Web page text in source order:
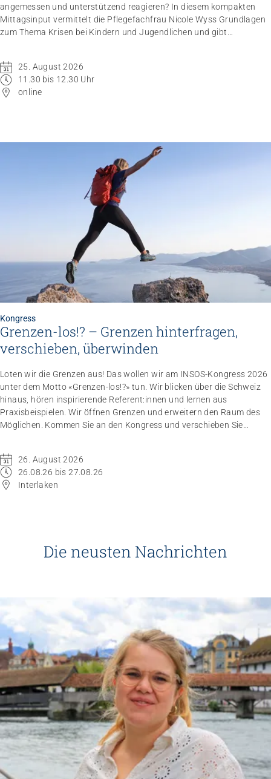
angemessen und unterstützend reagieren? In diesem kompakten
Mittagsinput vermittelt die Pflegefachfrau Nicole Wyss Grundlagen
zum Thema Krisen bei Kindern und Jugendlichen und gibt
25. August 2026
11.30 bis 12.30 Uhr
online
Kongress
Grenzen-los!? – Grenzen hinterfragen,
verschieben, überwinden
Loten wir die Grenzen aus! Das wollen wir am INSOS-Kongress 2026
unter dem Motto «Grenzen-los!?» tun. Wir blicken über die Schweiz
hinaus, hören inspirierende Referent:innen und lernen aus
Praxisbeispielen. Wir öffnen Grenzen und erweitern den Raum des
Möglichen. Kommen Sie an den Kongress und verschieben Sie
26. August 2026
26.08.26 bis 27.08.26
Interlaken
Die neusten Nachrichten